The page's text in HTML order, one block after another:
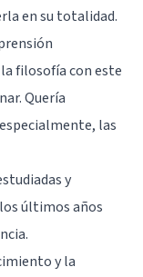
en su totalidad.
filosofía con este
Quería
las
y
últimos años
y la